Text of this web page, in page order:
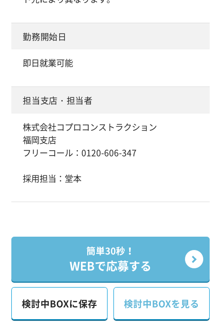
勤務開始日
即日就業可能
担当支店・担当者
株式会社コプロコンストラクション
福岡支店
フリーコール：0120-606-347
採用担当：堂本
検討中BOXに保存 検討中BOXを見る
簡単30秒！
WEBで応募する